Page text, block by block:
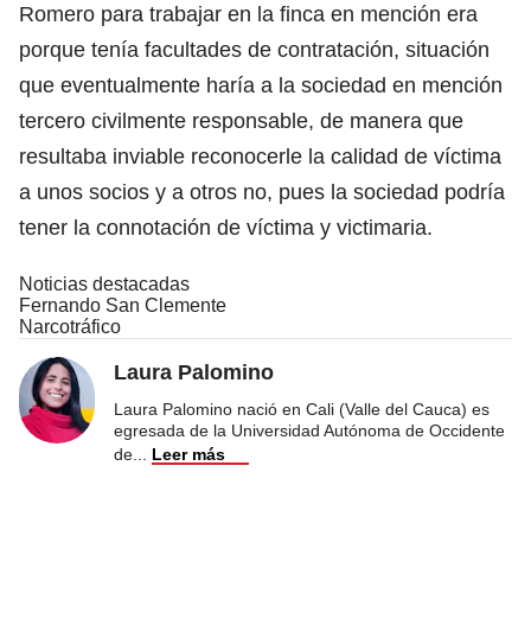
Romero para trabajar en la finca en mención era
porque tenía facultades de contratación, situación
que eventualmente haría a la sociedad en mención
tercero civilmente responsable, de manera que
resultaba inviable reconocerle la calidad de víctima
a unos socios y a otros no, pues la sociedad podría
tener la connotación de víctima y victimaria.
Noticias destacadas
Fernando San Clemente
Narcotráfico
Laura Palomino
Laura Palomino nació en Cali (Valle del Cauca) es
egresada de la Universidad Autónoma de Occidente
de
Leer más